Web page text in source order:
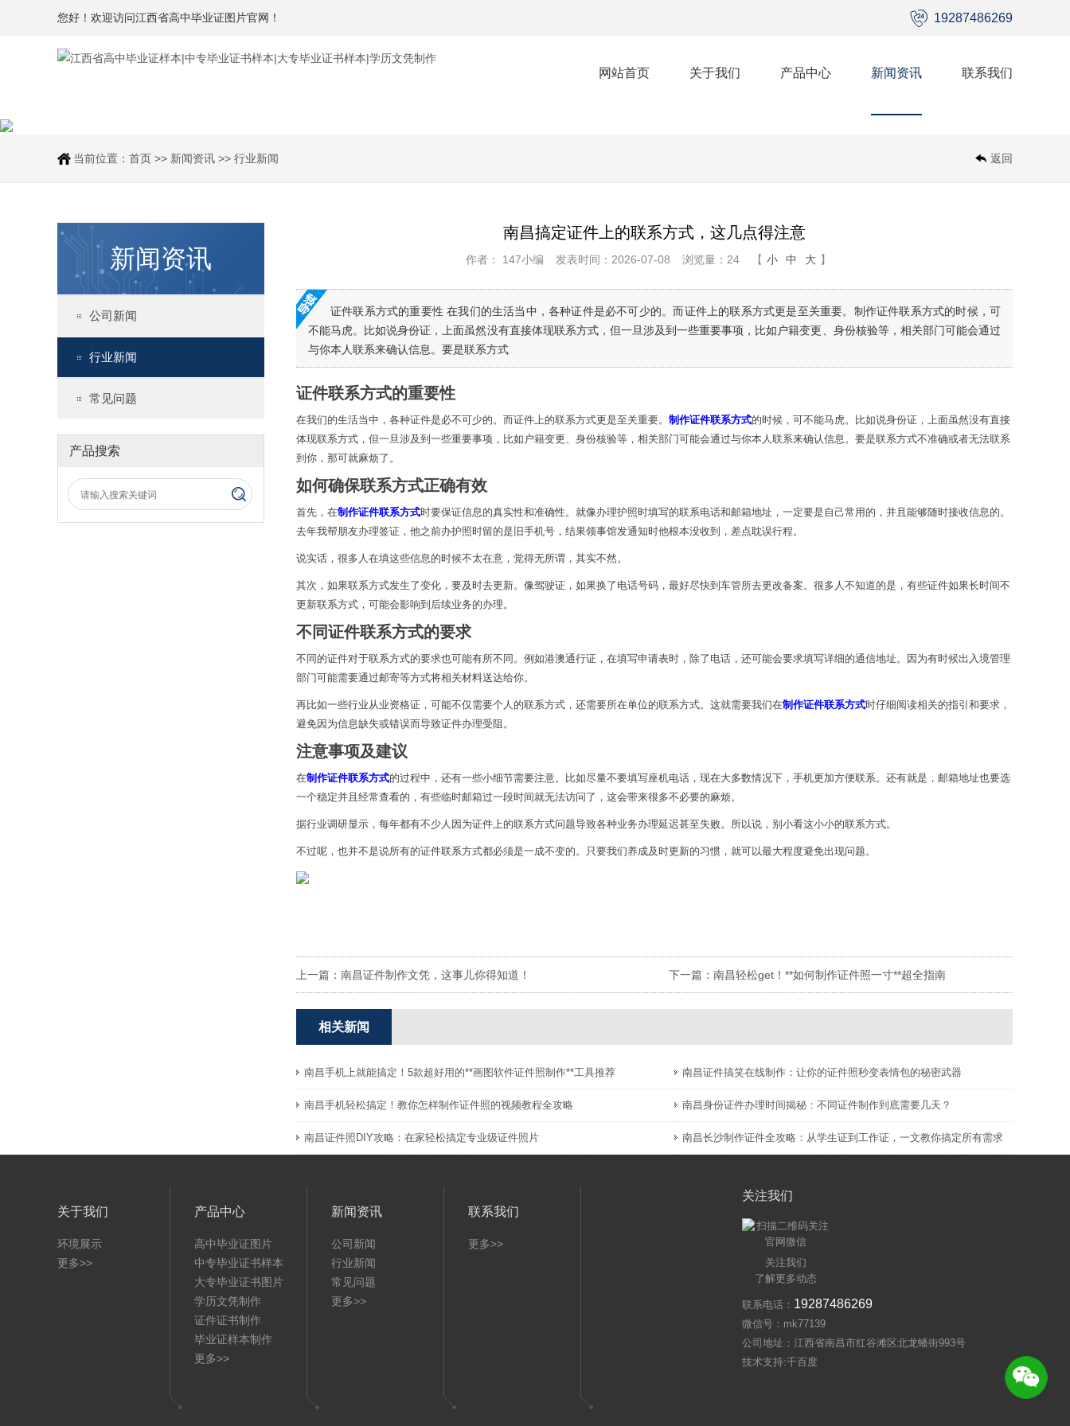
您好！欢迎访问江西省高中毕业证图片官网！ 19287486269
网站首页 关于我们 产品中心 新闻资讯 联系我们
返回
当前位置： 首页 >> 新闻资讯 >> 行业新闻
新闻资讯
公司新闻
行业新闻
常见问题
产品搜索
南昌搞定证件上的联系方式，这几点得注意
作者： 147小编 发表时间：2026-07-08 浏览量：24 【 小 中 大 】
证件联系方式的重要性 在我们的生活当中，各种证件是必不可少的。而证件上的联系方式更是至关重要。制作证件联系方式的时候，可
不能马虎。比如说身份证，上面虽然没有直接体现联系方式，但一旦涉及到一些重要事项，比如户籍变更、身份核验等，相关部门可能会通过
与你本人联系来确认信息。要是联系方式
证件联系方式的重要性
在我们的生活当中，各种证件是必不可少的。而证件上的联系方式更是至关重要。 制作证件联系方式的时候，可不能马虎。比如说身份证，上面虽然没有直接
体现联系方式，但一旦涉及到一些重要事项，比如户籍变更、身份核验等，相关部门可能会通过与你本人联系来确认信息。要是联系方式不准确或者无法联系
到你，那可就麻烦了。
如何确保联系方式正确有效
首先，在制作证件联系方式时要保证信息的真实性和准确性。就像办理护照时填写的联系电话和邮箱地址，一定要是自己常用的，并且能够随时接收信息的。
去年我帮朋友办理签证，他之前办护照时留的是旧手机号，结果领事馆发通知时他根本没收到，差点耽误行程。
说实话，很多人在填这些信息的时候不太在意，觉得无所谓，其实不然。
其次，如果联系方式发生了变化，要及时去更新。像驾驶证，如果换了电话号码，最好尽快到车管所去更改备案。很多人不知道的是，有些证件如果长时间不
更新联系方式，可能会影响到后续业务的办理。
不同证件联系方式的要求
不同的证件对于联系方式的要求也可能有所不同。例如港澳通行证，在填写申请表时，除了电话，还可能会要求填写详细的通信地址。因为有时候出入境管理
部门可能需要通过邮寄等方式将相关材料送达给你。
再比如一些行业从业资格证，可能不仅需要个人的联系方式，还需要所在单位的联系方式。这就需要我们在制作证件联系方式时仔细阅读相关的指引和要求，
避免因为信息缺失或错误而导致证件办理受阻。
注意事项及建议
在制作证件联系方式的过程中，还有一些小细节需要注意。比如尽量不要填写座机电话，现在大多数情况下，手机更加方便联系。还有就是，邮箱地址也要选
一个稳定并且经常查看的，有些临时邮箱过一段时间就无法访问了，这会带来很多不必要的麻烦。
据行业调研显示，每年都有不少人因为证件上的联系方式问题导致各种业务办理延迟甚至失败。所以说，别小看这小小的联系方式。
不过呢，也并不是说所有的证件联系方式都必须是一成不变的。只要我们养成及时更新的习惯，就可以最大程度避免出现问题。
上一篇： 南昌证件制作文凭，这事儿你得知道！ 下一篇： 南昌轻松get！**如何制作证件照一寸**超全指南
相关新闻
南昌手机上就能搞定！5款超好用的**画图软件证件照制作**工具推荐 南昌证件搞笑在线制作：让你的证件照秒变表情包的秘密武器
南昌手机轻松搞定！教你怎样制作证件照的视频教程全攻略 南昌身份证件办理时间揭秘：不同证件制作到底需要几天？
南昌证件照DIY攻略：在家轻松搞定专业级证件照片 南昌长沙制作证件全攻略：从学生证到工作证，一文教你搞定所有需求
关于我们
环境展示
更多>>
产品中心
高中毕业证图片
中专毕业证书样本
大专毕业证书图片
学历文凭制作
证件证书制作
毕业证样本制作
更多>>
新闻资讯
公司新闻
行业新闻
常见问题
更多>>
联系我们
更多>>
关注我们
关注我们
了解更多动态
联系电话： 19287486269
微信号：mk77139
公司地址：江西省南昌市红谷滩区北龙蟠街993号
技术支持:千百度